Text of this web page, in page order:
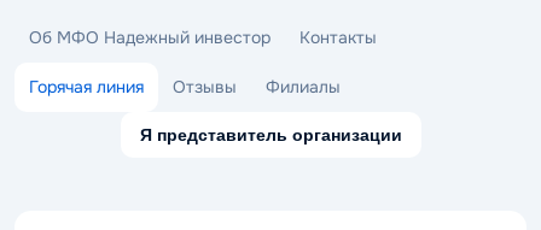
Об МФО Надежный инвестор Контакты
Горячая линия Отзывы Филиалы
Я представитель организации